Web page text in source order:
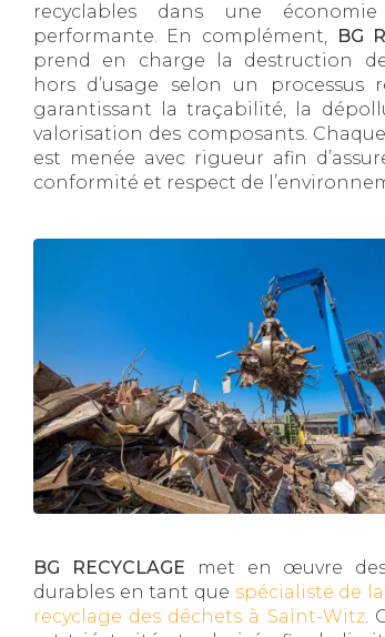
recyclables dans une
performante. En complément,
BG
prend en charge la destruction
hors d’usage selon un processus
garantissant la traçabilité, la
valorisation des composants.
est menée avec rigueur afin
conformité et respect de
BG RECYCLAGE met en œuvre
durables en tant que spécialiste de
recyclage des déchets à Saint-Witz.